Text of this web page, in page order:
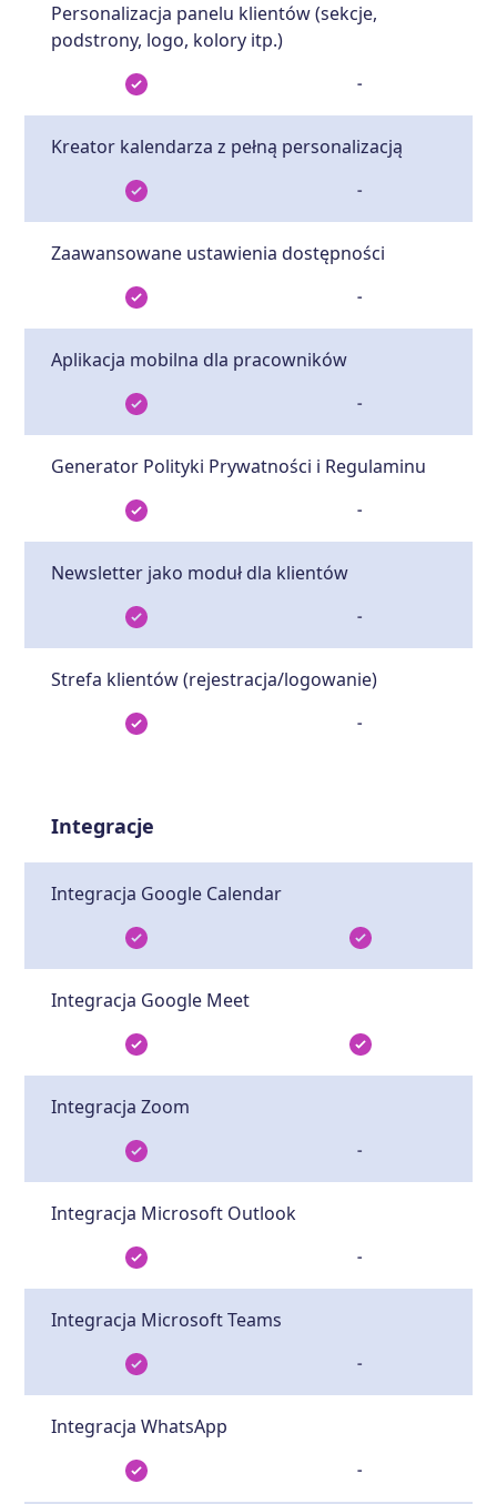
Personalizacja panelu klientów (sekcje,
podstrony, logo, kolory itp.)
-
Kreator kalendarza z pełną personalizacją
-
Zaawansowane ustawienia dostępności
-
Aplikacja mobilna dla pracowników
-
Generator Polityki Prywatności i Regulaminu
-
Newsletter jako moduł dla klientów
-
Strefa klientów (rejestracja/logowanie)
-
Integracje
Integracja Google Calendar
Integracja Google Meet
Integracja Zoom
-
Integracja Microsoft Outlook
-
Integracja Microsoft Teams
-
Integracja WhatsApp
-